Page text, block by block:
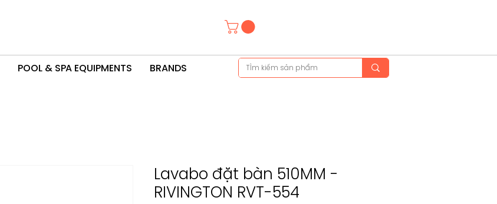
POOL & SPA EQUIPMENTS BRANDS
Lavabo đặt bàn 510MM -
RIVINGTON RVT-554